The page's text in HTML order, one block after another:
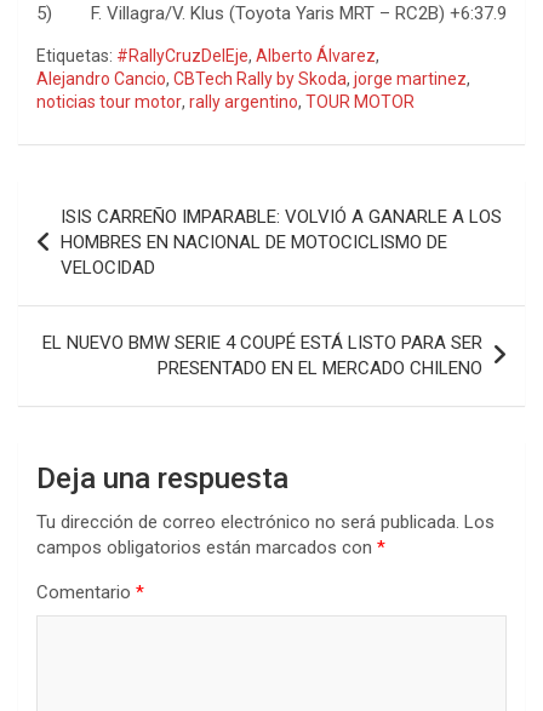
5) F. Villagra/V. Klus (Toyota Yaris MRT – RC2B) +6:37.9
Etiquetas: #RallyCruzDelEje, Alberto Álvarez,
Alejandro Cancio, CBTech Rally by Skoda, jorge martinez,
noticias tour motor, rally argentino, TOUR MOTOR
Navegación
de
entradas
ISIS CARREÑO IMPARABLE: VOLVIÓ A GANARLE A LOS
HOMBRES EN NACIONAL DE MOTOCICLISMO DE
VELOCIDAD
EL NUEVO BMW SERIE 4 COUPÉ ESTÁ LISTO PARA SER
PRESENTADO EN EL MERCADO CHILENO
Deja una respuesta
Tu dirección de correo electrónico no será publicada. Los
campos obligatorios están marcados con *
Comentario *